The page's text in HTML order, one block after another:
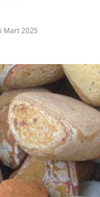
Mart 2025